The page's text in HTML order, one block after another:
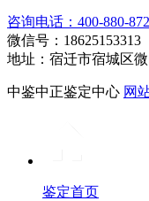
咨询电话：400-880-
微信号：18625153313
地址：宿迁市宿城区
中鉴中正鉴定中心 网
鉴定首页